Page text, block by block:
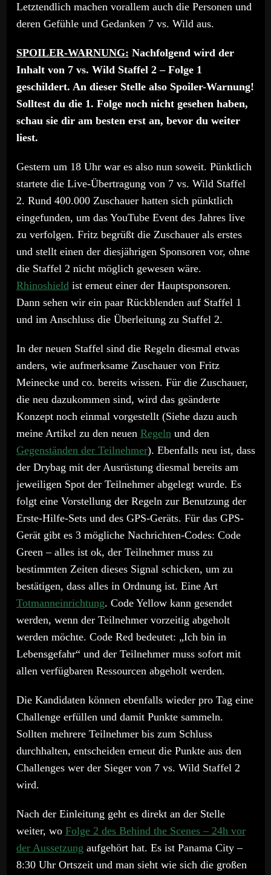
Letztendlich machen vorallem auch die Personen und
deren Gefühle und Gedanken 7 vs. Wild aus.
SPOILER-WARNUNG: Nachfolgend wird der
Inhalt von 7 vs. Wild Staffel 2 – Folge 1
geschildert. An dieser Stelle also Spoiler-Warnung!
Solltest du die 1. Folge noch nicht gesehen haben,
schau sie dir am besten erst an, bevor du weiter
liest.
Gestern um 18 Uhr war es also nun soweit. Pünktlich
startete die Live-Übertragung von 7 vs. Wild Staffel
2. Rund 400.000 Zuschauer hatten sich pünktlich
eingefunden, um das YouTube Event des Jahres live
zu verfolgen. Fritz begrüßt die Zuschauer als erstes
und stellt einen der diesjährigen Sponsoren vor, ohne
die Staffel 2 nicht möglich gewesen wäre.
Rhinoshieldist erneut einer der Hauptsponsoren.
Dann sehen wir ein paar Rückblenden auf Staffel 1
und im Anschluss die Überleitung zu Staffel 2.
In der neuen Staffel sind die Regeln diesmal etwas
anders, wie aufmerksame Zuschauer von Fritz
Meinecke und co. bereits wissen. Für die Zuschauer,
die neu dazukommen sind, wird das geänderte
Konzept noch einmal vorgestellt (Siehe dazu auch
meine Artikel zu den neuen Regelnund den
Gegenständen der Teilnehmer). Ebenfalls neu ist, dass
der Drybag mit der Ausrüstung diesmal bereits am
jeweiligen Spot der Teilnehmer abgelegt wurde. Es
folgt eine Vorstellung der Regeln zur Benutzung der
Erste-Hilfe-Sets und des GPS-Geräts. Für das GPS-
Gerät gibt es 3 mögliche Nachrichten-Codes: Code
Green – alles ist ok, der Teilnehmer muss zu
bestimmten Zeiten dieses Signal schicken, um zu
bestätigen, dass alles in Ordnung ist. Eine Art
Totmanneinrichtung. Code Yellow kann gesendet
werden, wenn der Teilnehmer vorzeitig abgeholt
werden möchte. Code Red bedeutet: „Ich bin in
Lebensgefahr“ und der Teilnehmer muss sofort mit
allen verfügbaren Ressourcen abgeholt werden.
Die Kandidaten können ebenfalls wieder pro Tag eine
Challenge erfüllen und damit Punkte sammeln.
Sollten mehrere Teilnehmer bis zum Schluss
durchhalten, entscheiden erneut die Punkte aus den
Challenges wer der Sieger von 7 vs. Wild Staffel 2
wird.
Nach der Einleitung geht es direkt an der Stelle
weiter, wo Folge 2 des Behind the Scenes – 24h vor
der Aussetzung aufgehört hat. Es ist Panama City –
8:30 Uhr Ortszeit und man sieht wie sich die großen